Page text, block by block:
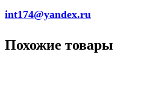
int174@yandex.ru
Похожие товары